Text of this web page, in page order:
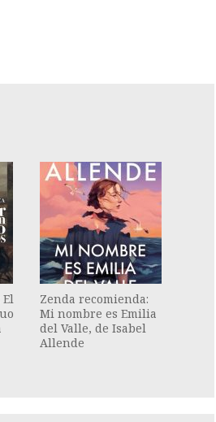
Zenda recomienda:
Mi nombre es Emilia
del Valle, de Isabel
Allende